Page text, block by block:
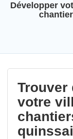
Développer
Trouver
votre